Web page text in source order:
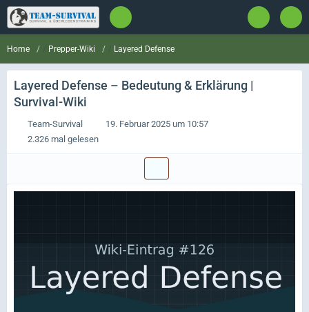
Home Prepper-Wiki Layered Defense
Layered Defense – Bedeutung & Erklärung |
Survival-Wiki
Team-Survival
19. Februar 2025 um 10:57
2.326 mal gelesen